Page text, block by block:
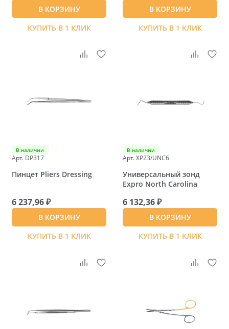
В КОРЗИНУ
КУПИТЬ В 1 КЛИК
В КОРЗИНУ
КУПИТЬ В 1 КЛИК
В наличии
Арт. DP317
Пинцет Pliers Dressing
6 237,96 ₽
В КОРЗИНУ
КУПИТЬ В 1 КЛИК
В наличии
Арт. XP23/UNC6
Универсальный зонд
Expro North Carolina
6 132,36 ₽
В КОРЗИНУ
КУПИТЬ В 1 КЛИК